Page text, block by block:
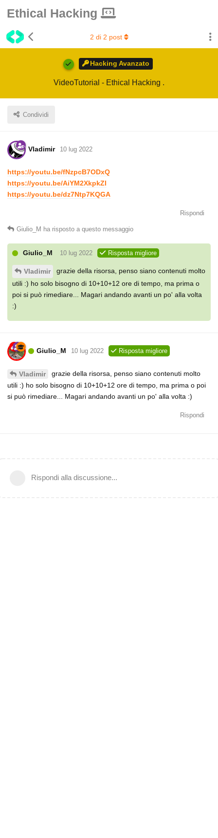
Ethical Hacking
Hacking Avanzato
VideoTutorial - Ethical Hacking .
Condividi
2 di 2 post
Vladimir 10 lug 2022
https://youtu.be/fNzpcB7ODxQ
https://youtu.be/AiYM2XkpkZI
https://youtu.be/dz7Ntp7KQGA
Rispondi
Giulio_M ha risposto a questo messaggio
Giulio_M 10 lug 2022 Risposta migliore
Vladimir
grazie della risorsa, penso siano contenuti molto
utili :) ho solo bisogno di 10+10+12 ore di tempo, ma prima o
poi si può rimediare... Magari andando avanti un po' alla volta
:)
Giulio_M 10 lug 2022 Risposta migliore
Vladimir
grazie della risorsa, penso siano contenuti molto
utili :) ho solo bisogno di 10+10+12 ore di tempo, ma prima o poi
si può rimediare... Magari andando avanti un po' alla volta :)
Rispondi
Rispondi alla discussione...